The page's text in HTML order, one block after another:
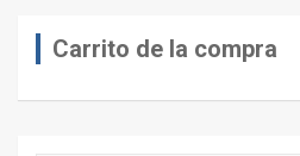
Carrito de la compra